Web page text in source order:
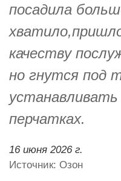
посадила
качеству
но гнутся под
перчатках.
16 июня 2026 г.
Источник: Озон